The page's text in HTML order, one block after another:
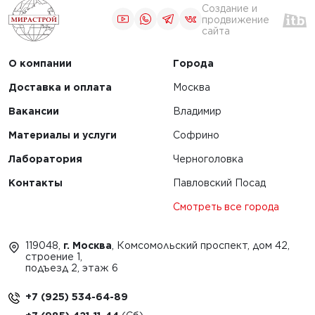
Создание и
продвижение
сайта
О компании
Доставка и оплата
Вакансии
Материалы и услуги
Лаборатория
Контакты
Города
Москва
Владимир
Софрино
Черноголовка
Павловский Посад
Смотреть все города
119048, г. Москва , Комсомольский проспект, дом 42,
строение 1,
подъезд 2, этаж 6
+7 (925) 534-64-89